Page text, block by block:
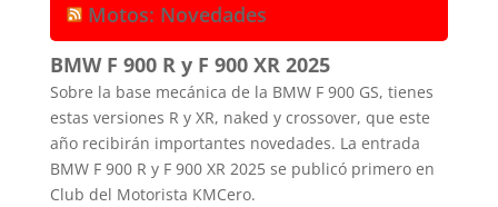
Motos: Novedades
BMW F 900 R y F 900 XR 2025
Sobre la base mecánica de la BMW F 900 GS, tienes
estas versiones R y XR, naked y crossover, que este
año recibirán importantes novedades. La entrada
BMW F 900 R y F 900 XR 2025 se publicó primero en
Club del Motorista KMCero.